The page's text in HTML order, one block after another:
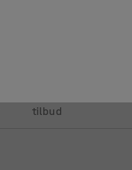
tilbud